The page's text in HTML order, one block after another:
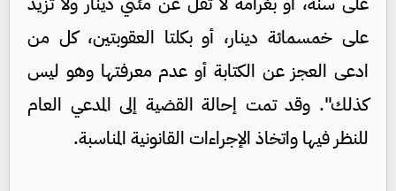
على خمسمائة دينار، أو بكلتا العقوبتين، كل من
ادعى العجز عن الكتابة أو عدم معرفتها وهو ليس
كذلك". وقد تمت إحالة القضية إلى المدعي العام
للنظر فيها واتخاذ الإجراءات القانونية المناسبة.